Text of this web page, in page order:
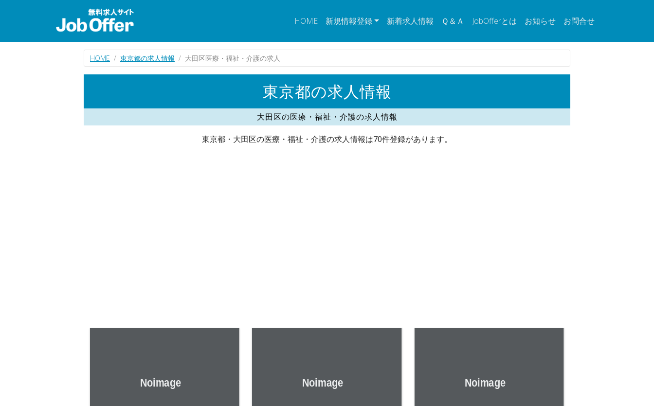
HOME 新規情報登録 新着求人情報 Ｑ＆Ａ JobOfferとは お知らせ お問合せ
HOME 東京都の求人情報 大田区医療・福祉・介護の求人
東京都の求人情報
大田区の医療・福祉・介護の求人情報
東京都・大田区の医療・福祉・介護の求人情報は70件登録があります。